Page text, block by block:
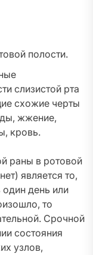
полости.
слизистой рта
схожие черты
жжение,
кровь.
раны в ротовой
является то,
один день или
то
Срочной
состояния
узлов,